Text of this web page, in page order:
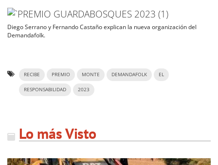
Diego Serrano y Fernando Castaño explican la nueva organización del
Demandafolk.
RECIBE PREMIO MONTE DEMANDAFOLK EL
RESPONSABILIDAD 2023
Lo más Visto